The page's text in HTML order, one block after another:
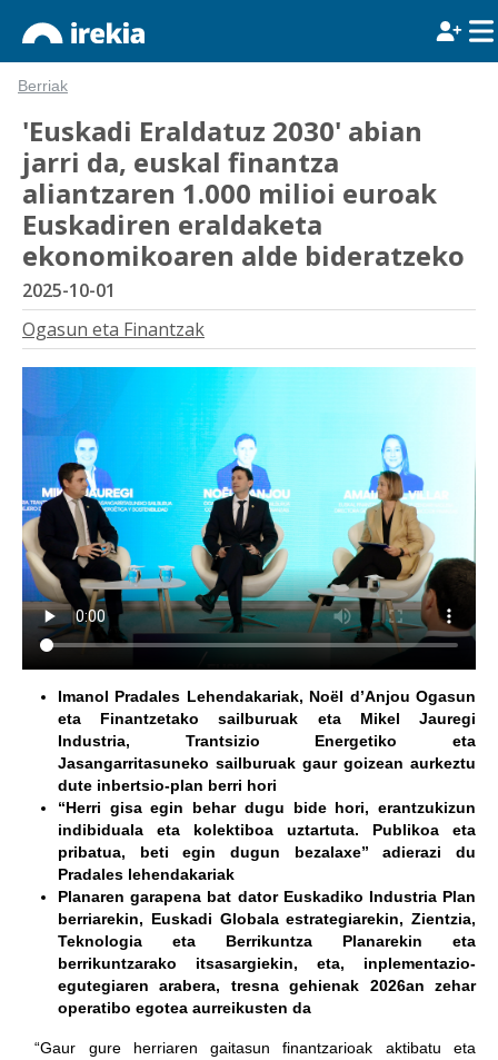
Berriak
'Euskadi Eraldatuz 2030' abian
jarri da, euskal finantza
aliantzaren 1.000 milioi euroak
Euskadiren eraldaketa
ekonomikoaren alde bideratzeko
2025-10-01
Ogasun eta Finantzak
Imanol Pradales Lehendakariak, Noël d’Anjou Ogasun
eta Finantzetako sailburuak eta Mikel Jauregi
Industria, Trantsizio Energetiko eta
Jasangarritasuneko sailburuak gaur goizean aurkeztu
dute inbertsio-plan berri hori
“Herri gisa egin behar dugu bide hori, erantzukizun
indibiduala eta kolektiboa uztartuta.
Publikoa eta
pribatua, beti egin dugun bezalaxe” adierazi du
Pradales lehendakariak
Planaren garapena bat dator Euskadiko Industria Plan
berriarekin, Euskadi Globala estrategiarekin, Zientzia,
Teknologia eta Berrikuntza Planarekin eta
berrikuntzarako itsasargiekin, eta, inplementazio-
egutegiaren arabera, tresna gehienak 2026an zehar
operatibo egotea aurreikusten da
“Gaur gure herriaren gaitasun finantzarioak aktibatu eta